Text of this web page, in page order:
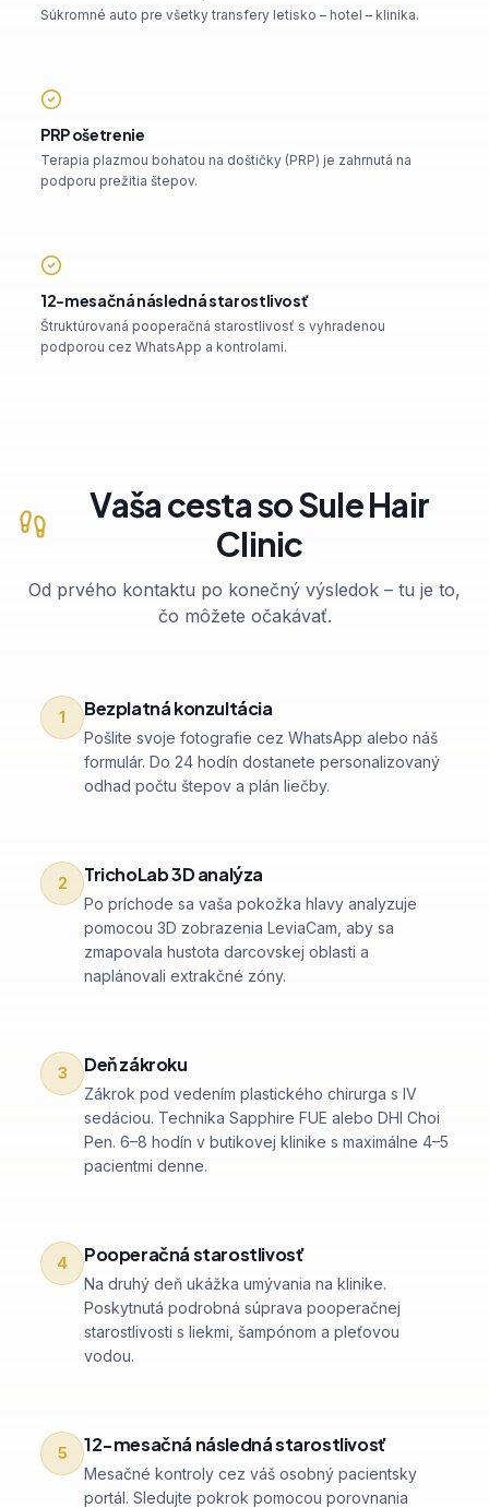
Súkromné auto pre všetky transfery letisko – hotel – klinika.
PRP ošetrenie
Terapia plazmou bohatou na doštičky (PRP) je zahrnutá na
podporu prežitia štepov.
12-mesačná následná starostlivosť
Štruktúrovaná pooperačná starostlivosť s vyhradenou
podporou cez WhatsApp a kontrolami.
Vaša cesta so Sule Hair
Clinic
Od prvého kontaktu po konečný výsledok – tu je to,
čo môžete očakávať.
1 Bezplatná konzultácia
Pošlite svoje fotografie cez WhatsApp alebo náš
formulár. Do 24 hodín dostanete personalizovaný
odhad počtu štepov a plán liečby.
2 TrichoLab 3D analýza
Po príchode sa vaša pokožka hlavy analyzuje
pomocou 3D zobrazenia LeviaCam, aby sa
zmapovala hustota darcovskej oblasti a
naplánovali extrakčné zóny.
3 Deň zákroku
Zákrok pod vedením plastického chirurga s IV
sedáciou. Technika Sapphire FUE alebo DHI Choi
Pen. 6–8 hodín v butikovej klinike s maximálne 4–5
pacientmi denne.
4 Pooperačná starostlivosť
Na druhý deň ukážka umývania na klinike.
Poskytnutá podrobná súprava pooperačnej
starostlivosti s liekmi, šampónom a pleťovou
vodou.
5 12-mesačná následná starostlivosť
Mesačné kontroly cez váš osobný pacientsky
portál. Sledujte pokrok pomocou porovnania